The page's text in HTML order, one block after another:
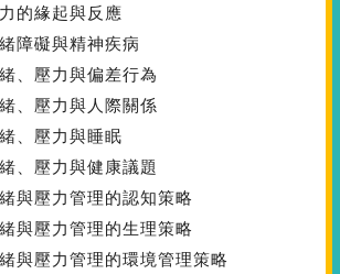
的緣起與反應
障礙與精神疾病
、壓力與偏差行為
、壓力與人際關係
、壓力與睡眠
、壓力與健康議題
與壓力管理的認知策略
與壓力管理的生理策略
與壓力管理的環境管理策略